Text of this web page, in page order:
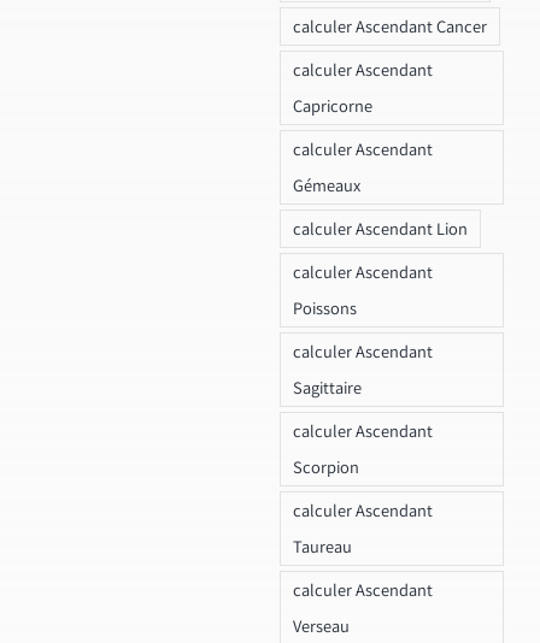
calculer Ascendant Cancer
calculer Ascendant
Capricorne
calculer Ascendant
Gémeaux
calculer Ascendant Lion
calculer Ascendant
Poissons
calculer Ascendant
Sagittaire
calculer Ascendant
Scorpion
calculer Ascendant
Taureau
calculer Ascendant
Verseau